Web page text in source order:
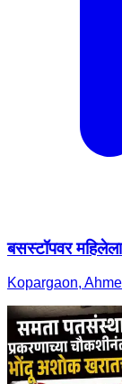
बसस्टॉपवर
Kopargaon,